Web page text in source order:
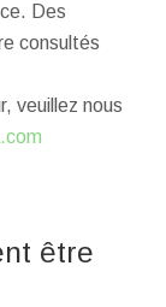
Des
consultés
veuillez nous
être